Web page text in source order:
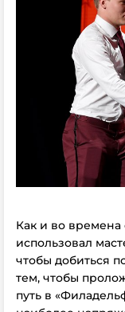
Как и во
использовал
чтобы добиться
тем, чтобы
путь в